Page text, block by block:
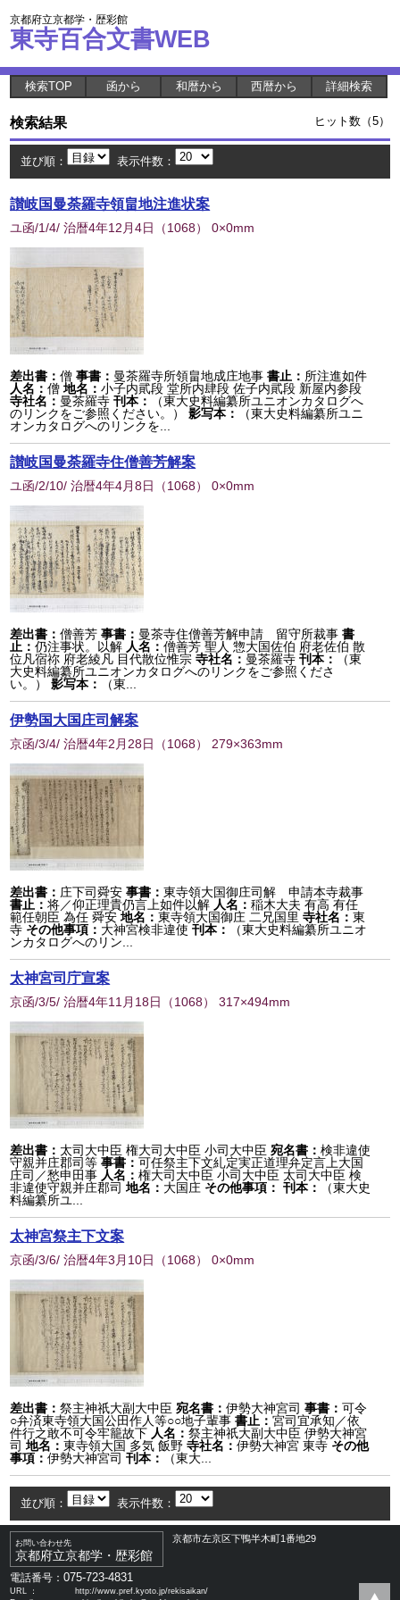
京都府立京都学・歴彩館
東寺百合文書WEB
検索TOP 函から 和暦から 西暦から 詳細検索
検索結果 ヒット数（5）
並び順： 表示件数：
讃岐国曼荼羅寺領畠地注進状案
ユ函/1/4/ 治暦4年12月4日 （1068） 0×0mm
差出書：僧 事書： 曼茶羅寺所領畠地成庄地事書止： 所注進如件
人名：僧 地名：小子内貮段 堂所内肆段 佐子内貮段 新屋内参段
寺社名： 曼茶羅寺 刊本：
（東大史料編纂所ユニオンカタログへ
のリンクをご参照ください。）
影写本：
（東大史料編纂所ユニ
オンカタログへのリンクを...
讃岐国曼荼羅寺住僧善芳解案
ユ函/2/10/ 治暦4年4月8日 （1068） 0×0mm
差出書：僧善芳 事書： 曼茶寺住僧善芳解申請 留守所裁事書
止：仍注事状。以解 人名：僧善芳 聖人 惣大国佐伯 府老佐伯 散
位凡宿祢 府老綾凡 目代散位惟宗 寺社名： 曼茶羅寺 刊本：
（東
大史料編纂所ユニオンカタログへのリンクをご参照くださ
い。）
影写本： （東...
伊勢国大国庄司解案
京函/3/4/ 治暦4年2月28日 （1068） 279×363mm
差出書： 庄下司舜安 事書：東寺領大国御庄司解 申請本寺裁事
書止：将／仰正理貴仍言上如件以解 人名：稲木大夫 有高 有任
範任朝臣 為任 舜安 地名：東寺領大国御庄 二兄国里 寺社名：東
寺 その他事項： 大神宮検非違使刊本：
（東大史料編纂所ユニオ
ンカタログへのリン...
太神宮司庁宣案
京函/3/5/ 治暦4年11月18日 （1068） 317×494mm
差出書： 太司大中臣 権大司大中臣 小司大中臣 宛名書：検非違使
守親并庄郡司等 事書：可任祭主下文糺定実正道理弁定言上大国
庄司／愁申田事 人名：権大司大中臣 小司大中臣 太司大中臣 検
非違使守親并庄郡司 地名： 大国庄 その他事項： 刊本：
（東大史
料編纂所ユ...
太神宮祭主下文案
京函/3/6/ 治暦4年3月10日 （1068） 0×0mm
差出書：祭主神祇大副大中臣 宛名書：伊勢大神宮司 事書：可令
○弁済東寺領大国公田作人等○○地子輩事書止：宮司宜承知／依
件行之敢不可令牢籠故下 人名：祭主神祇大副大中臣 伊勢大神宮
司 地名：東寺領大国 多気 飯野 寺社名：伊勢大神宮 東寺 その他
事項：伊勢大神宮司刊本： （東大...
並び順： 表示件数：
お問い合わせ先
京都府立京都学・歴彩館
京都市左京区下鴨半木町1番地29
電話番号：075-723-4831
URL ：
http://www.pref.kyoto.jp/rekisaikan/